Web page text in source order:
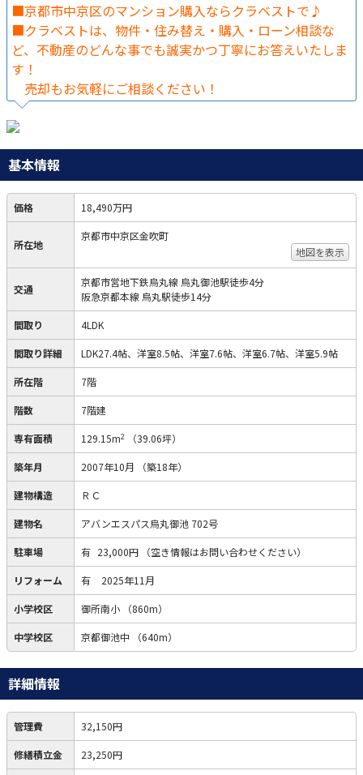
■京都市中京区のマンション購入ならクラベストで♪
■クラベストは、物件・住み替え・購入・ローン相談な
ど、不動産のどんな事でも誠実かつ丁寧にお答えいたしま
す！
売却もお気軽にご相談ください！
基本情報
価格 18,490万円
所在地
京都市中京区金吹町
地図を表示
交通
京都市営地下鉄烏丸線 烏丸御池駅徒歩4分
阪急京都本線 烏丸駅徒歩14分
間取り 4LDK
間取り詳細 LDK27.4帖、洋室8.5帖、洋室7.6帖、洋室6.7帖、洋室5.9帖
所在階 7階
階数 7階建
専有面積 129.15m2 （39.06坪）
築年月 2007年10月 （築18年）
建物構造 ＲＣ
建物名 アバンエスパス烏丸御池 702号
駐車場 有 23,000円 （空き情報はお問い合わせください）
リフォーム 有 2025年11月
小学校区 御所南小 （860m）
中学校区 京都御池中 （640m）
詳細情報
管理費 32,150円
修繕積立金 23,250円